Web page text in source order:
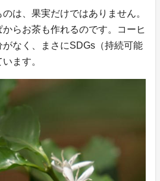
は、果実だけではありません。
らお茶も作れるのです。コーヒ
なく、まさにSDGs（持続可能
ます。